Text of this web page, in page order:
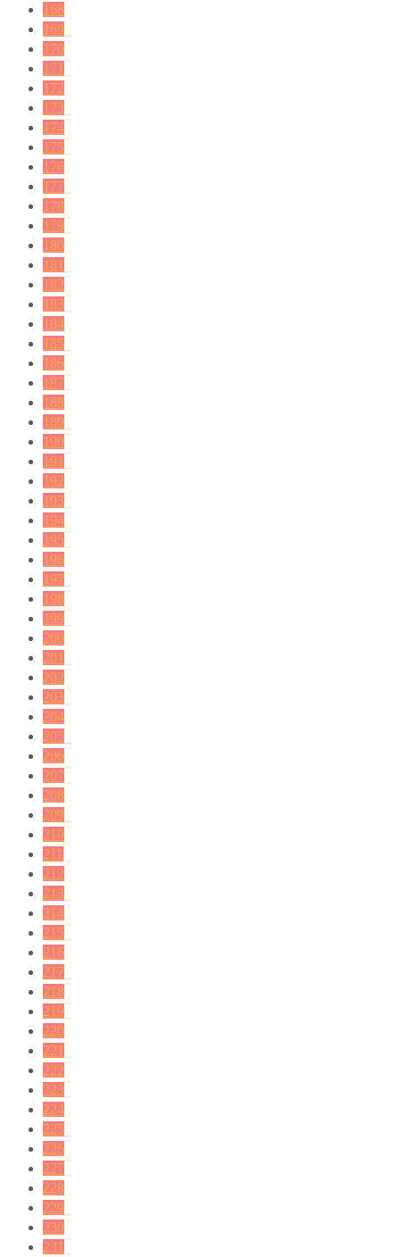
168
169
170
171
172
173
174
175
176
177
178
179
180
181
182
183
184
185
186
187
188
189
190
191
192
193
194
195
196
197
198
199
200
201
202
203
204
205
206
207
208
209
210
211
212
213
214
215
216
217
218
219
220
221
222
223
224
225
226
227
228
229
230
231